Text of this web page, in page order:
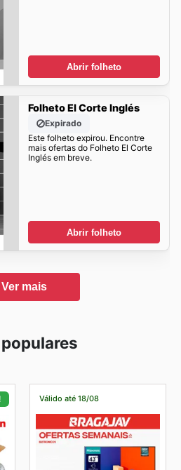
Abrir folheto
Folheto El Corte Inglés
Expirado
Este folheto expirou. Encontre
mais ofertas do Folheto El Corte
Inglés em breve.
Abrir folheto
Ver mais
Válido até 18/08